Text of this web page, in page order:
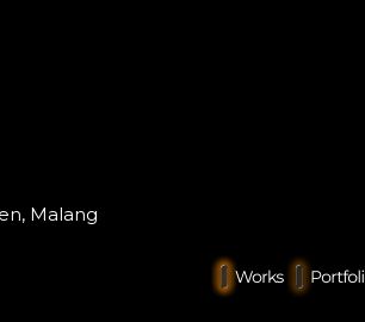
Malang